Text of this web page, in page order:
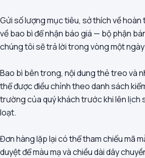
Gửi số lượng mục tiêu, sở thích về hoàn
về bao bì để nhận báo giá — bộ phận
chúng tôi sẽ trả lời trong vòng một ngày
Bao bì bên trong, nội dung thẻ treo và
thể được điều chỉnh theo danh sách
trường của quý khách trước khi lên lịch
loạt.
Đơn hàng lặp lại có thể tham chiếu mã
duyệt để màu mạ và chiều dài dây